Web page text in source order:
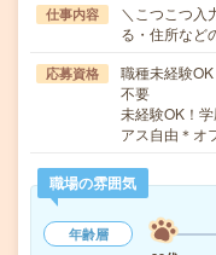
仕事内容
＼こつこつ入
る・住所など
応募資格
職種未経験
不要
未経験OK！
アス自由＊オ
職場の雰囲気
年齢層